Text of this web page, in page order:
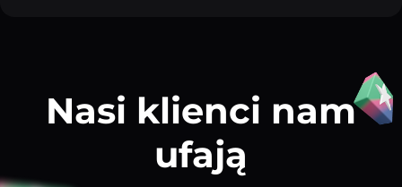
Nasi klienci nam
ufają